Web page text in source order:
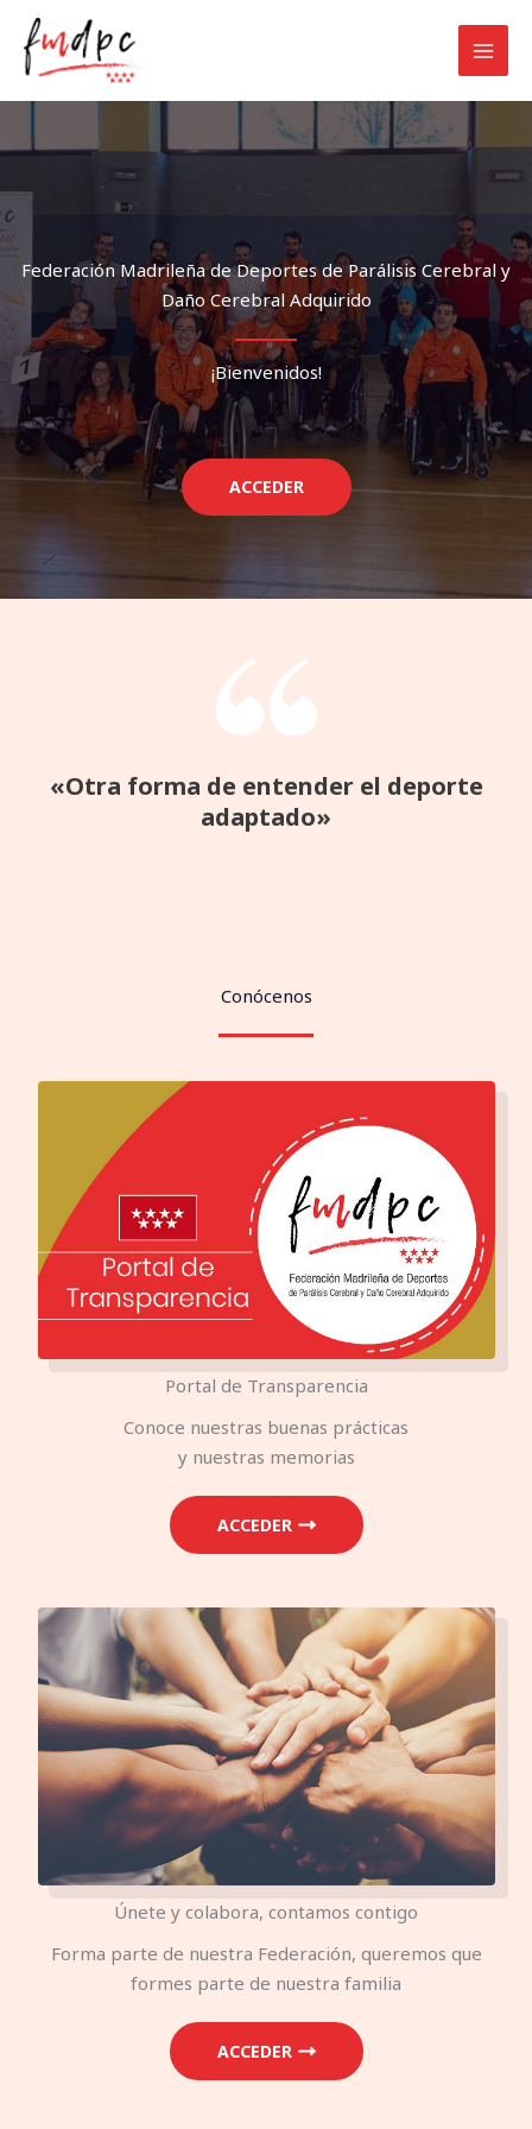
contenido
Federación Madrileña de Deportes de Parálisis Cerebral y
Daño Cerebral Adquirido
¡Bienvenidos!
ACCEDER
«Otra forma de entender el deporte
adaptado»
Conócenos
Portal de Transparencia
Conoce nuestras buenas prácticas
y nuestras memorias
ACCEDER
Únete y colabora, contamos contigo
Forma parte de nuestra Federación, queremos que
formes parte de nuestra familia
ACCEDER